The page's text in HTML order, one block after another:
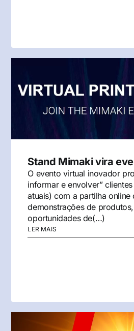
Stand Mimaki vira
O evento virtual inovador
informar e envolver”
atuais) com a partilha
demonstrações de
oportunidades de(…)
LER MAIS